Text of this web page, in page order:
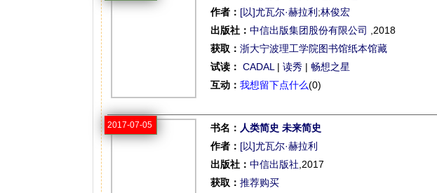
作者： [以]尤瓦尔·赫拉利 ;林俊宏
出版社： 中信出版集团股份有限公司
,2018
获取： 浙大宁波理工学院图书馆纸本馆藏
试读： CADAL | 读秀 | 畅想之星
互动： 我想留下点什么(0)
2017-07-05 书名： 人类简史 未来简史
作者： [以]尤瓦尔·赫拉利
出版社： 中信出版社 ,2017
获取： 推荐购买